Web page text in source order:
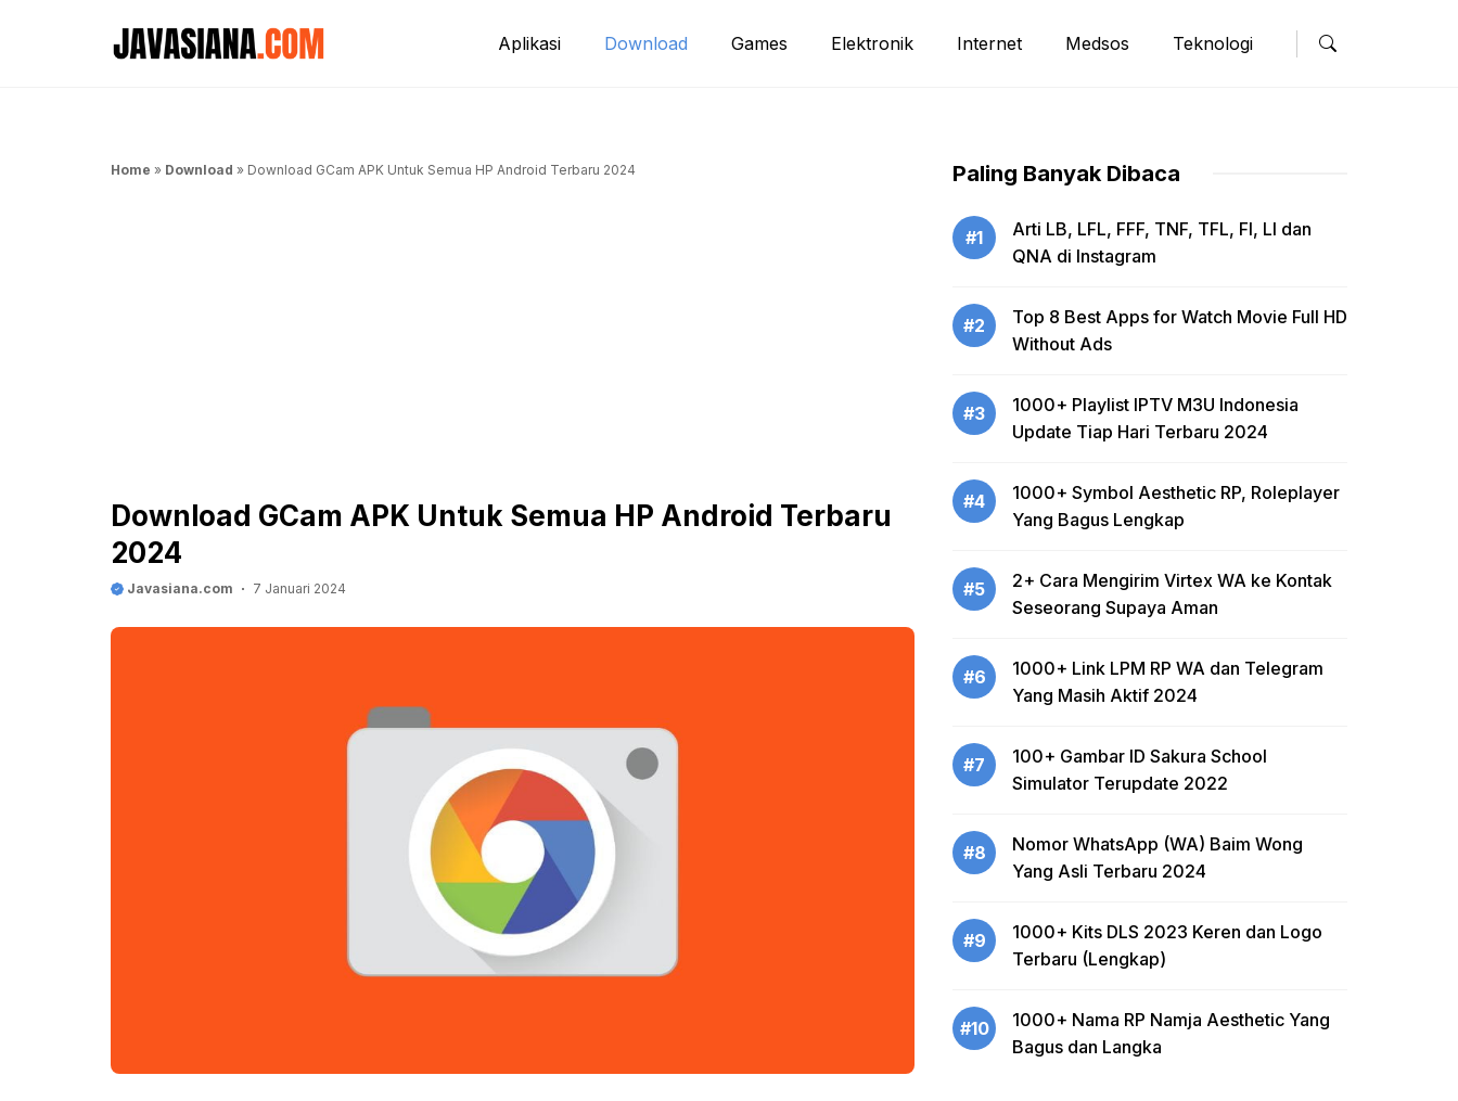
Aplikasi Download Games Elektronik Internet Medsos Teknologi
Home » Download » Download GCam APK Untuk Semua HP Android Terbaru 2024
Download GCam APK Untuk Semua HP Android Terbaru
2024
Javasiana.com 7 Januari 2024
Paling Banyak Dibaca
#1
Arti LB, LFL, FFF, TNF, TFL, FI, LI dan
QNA di Instagram
#2
Top 8 Best Apps for Watch Movie Full HD
Without Ads
#3
1000+ Playlist IPTV M3U Indonesia
Update Tiap Hari Terbaru 2024
#4
1000+ Symbol Aesthetic RP, Roleplayer
Yang Bagus Lengkap
#5
2+ Cara Mengirim Virtex WA ke Kontak
Seseorang Supaya Aman
#6
1000+ Link LPM RP WA dan Telegram
Yang Masih Aktif 2024
#7
100+ Gambar ID Sakura School
Simulator Terupdate 2022
#8
Nomor WhatsApp (WA) Baim Wong
Yang Asli Terbaru 2024
#9
1000+ Kits DLS 2023 Keren dan Logo
Terbaru (Lengkap)
#10
1000+ Nama RP Namja Aesthetic Yang
Bagus dan Langka